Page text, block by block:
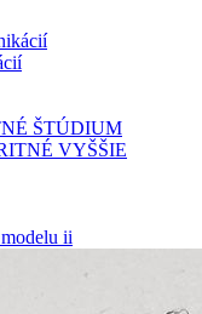
ŠTÚDIUM
VYŠŠIE
ii